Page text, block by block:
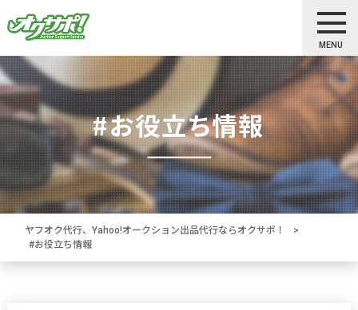
MENU
#お役立ち情報
ヤフオク代行、Yahoo!オークション出品代行ならオクサポ！
>
#お役立ち情報